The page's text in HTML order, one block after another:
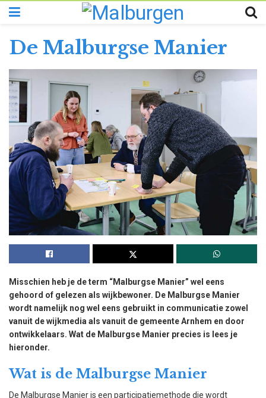
De Malburgse Manier
Misschien heb je de term “Malburgse Manier” wel eens
gehoord of gelezen als wijkbewoner. De Malburgse Manier
wordt namelijk nog wel eens gebruikt in communicatie zowel
vanuit de wijkmedia als vanuit de gemeente Arnhem en door
ontwikkelaars. Wat de Malburgse Manier precies is lees je
hieronder.
Wat is de Malburgse Manier
De Malburgse Manier is een participatiemethode die wordt